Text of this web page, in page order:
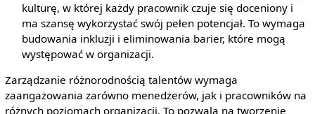
kulturę, w której każdy pracownik czuje się doceniony i
ma szansę wykorzystać swój pełen potencjał. To wymaga
budowania inkluzji i eliminowania barier, które mogą
występować w organizacji.
Zarządzanie różnorodnością talentów wymaga
zaangażowania zarówno menedżerów, jak i pracowników na
różnych poziomach organizacji. To pozwala na tworzenie